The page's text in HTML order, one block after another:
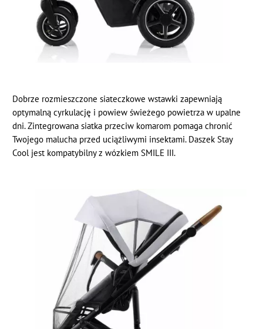
Dobrze rozmieszczone siateczkowe wstawki zapewniają
optymalną cyrkulację i powiew świeżego powietrza w upalne
dni. Zintegrowana siatka przeciw komarom pomaga chronić
Twojego malucha przed uciążliwymi insektami. Daszek Stay
Cool jest kompatybilny z wózkiem SMILE III.